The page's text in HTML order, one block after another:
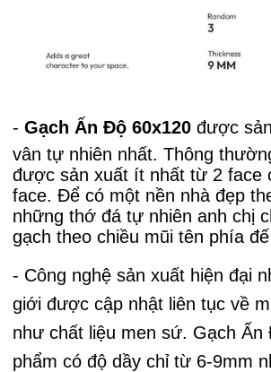
-Gạch Ấn Độ 60x120 được
vân tự nhiên nhất. Thông
được sản xuất ít nhất từ 2 face
face. Để có một nền nhà đẹp
những thớ đá tự nhiên anh chị
gạch theo chiều mũi tên phía
- Công nghệ sản xuất hiện đại
giới được cập nhật liên tục về
như chất liệu men sứ. Gạch Ấn
phẩm có độ dầy chỉ từ 6-9mm